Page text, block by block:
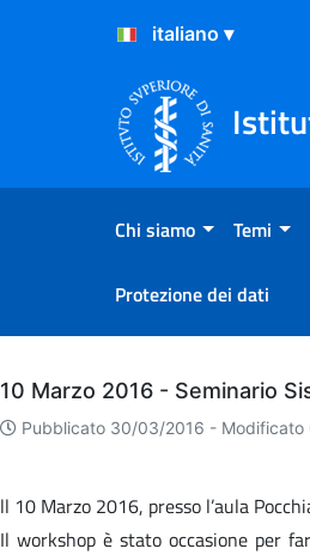
Salta al Contenuto
Salta al Footer
Chi siamo Temi
Protezione dei dati
Archivio
10 Marzo 2016 - Seminario
Pubblicato 30/03/2016 -
ll 10 Marzo 2016, presso l’aula
Il workshop è stato occasione per